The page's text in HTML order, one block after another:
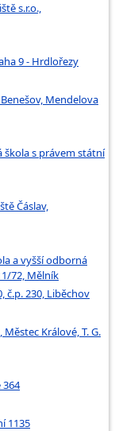
s.r.o.,
9 - Hrdlořezy
Mendelova
škola s právem státní
Čáslav,
a vyšší odborná
72, Mělník
č.p. 230, Liběchov
Králové, T. G.
364
1135